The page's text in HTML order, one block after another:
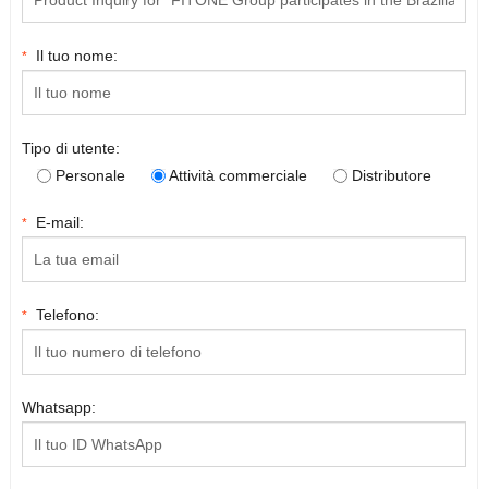
* Il tuo nome:
Tipo di utente:
Personale
Attività commerciale Distributore
* E-mail:
* Telefono:
Whatsapp: